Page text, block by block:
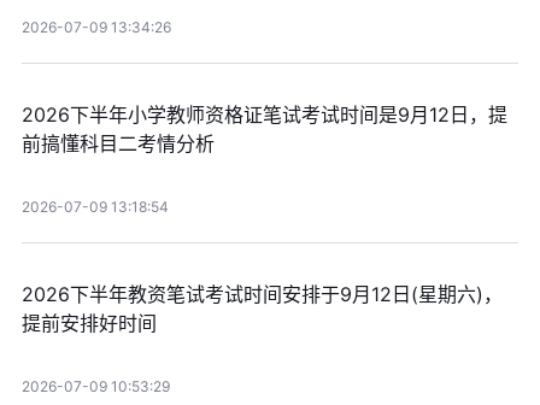
2026-07-09 13:34:26
2026下半年小学教师资格证笔试考试时间是9月12日，提
前搞懂科目二考情分析
2026-07-09 13:18:54
2026下半年教资笔试考试时间安排于9月12日(星期六)，
提前安排好时间
2026-07-09 10:53:29